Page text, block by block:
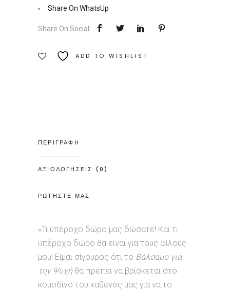
Διόπτρα
Share On WhatsUp
Share On Social:
ADD TO WISHLIST
ΠΕΡΙΓΡΑΦΗ
ΑΞΙΟΛΟΓΗΣΕΙΣ (0)
ΡΩΤΗΣΤΕ ΜΑΣ
«Τι υπέροχο δώρο μας δώσατε! Και τι
υπέροχο δώρο θα είναι για τους φίλους
μου! Είμαι σίγουρος ότι το Βάλσαμο για
την Ψυχή θα πρέπει να βρίσκεται στο
κομοδίνο του καθενός μας για να το